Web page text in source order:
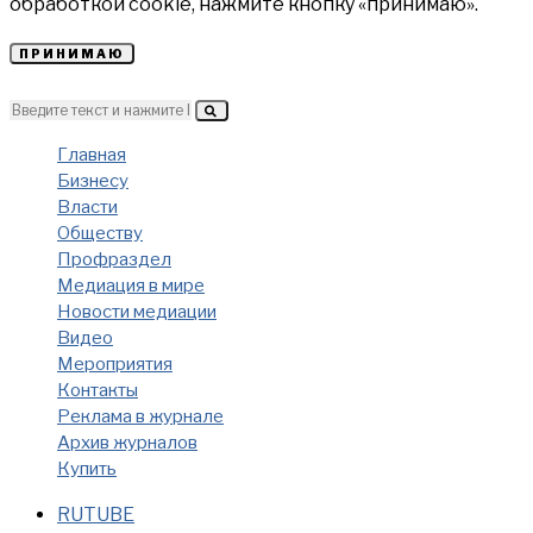
обработкой cookie, нажмите кнопку «принимаю».
ПРИНИМАЮ
Главная
Бизнесу
Власти
Обществу
Профраздел
Медиация в мире
Новости медиации
Видео
Мероприятия
Контакты
Реклама в журнале
Архив журналов
Купить
RUTUBE